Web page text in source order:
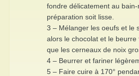
fondre délicatement au
préparation soit lisse.
3 – Mélanger les oeufs et le
alors le chocolat et le
que les cerneaux de noix
4 – Beurrer et fariner
5 – Faire cuire à 170°